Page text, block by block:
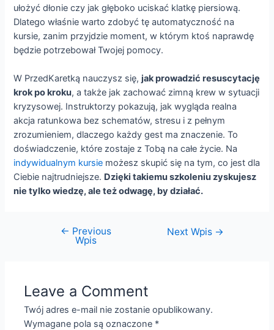
ułożyć dłonie czy jak głęboko uciskać klatkę piersiową.
Dlatego właśnie warto zdobyć tę automatyczność na
kursie, zanim przyjdzie moment, w którym ktoś naprawdę
będzie potrzebował Twojej pomocy.
W PrzedKaretką nauczysz się,jak prowadzić resuscytację
krok po kroku, a także jak zachować zimną krew w sytuacji
kryzysowej. Instruktorzy pokazują, jak wygląda realna
akcja ratunkowa bez schematów, stresu i z pełnym
zrozumieniem, dlaczego każdy gest ma znaczenie. To
doświadczenie, które zostaje z Tobą na całe życie. Na
indywidualnym kursie możesz skupić się na tym, co jest dla
Ciebie najtrudniejsze. Dzięki takiemu szkoleniu zyskujesz
nie tylko wiedzę, ale też odwagę, by działać.
← Previous
Wpis
Next Wpis →
Leave a Comment
Twój adres e-mail nie zostanie opublikowany.
Wymagane pola są oznaczone *